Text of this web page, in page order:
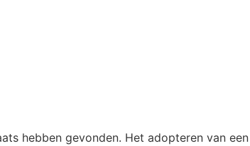
hebben gevonden. Het adopteren van een